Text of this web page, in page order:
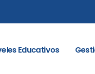
Educativos